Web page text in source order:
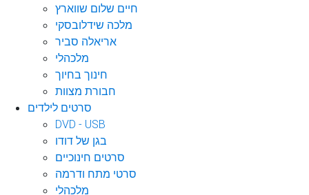
חיים שלום שווארץ
מלכה שידלובסקי
אריאלה סביר
מלכהלי
חינוך בחיוך
חבורת מצוות
סרטים לילדים
DVD - USB
בגן של דודו
סרטים חינוכיים
סרטי מתח ודרמה
מלכהלי